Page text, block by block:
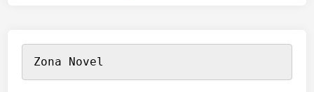
Zona Novel